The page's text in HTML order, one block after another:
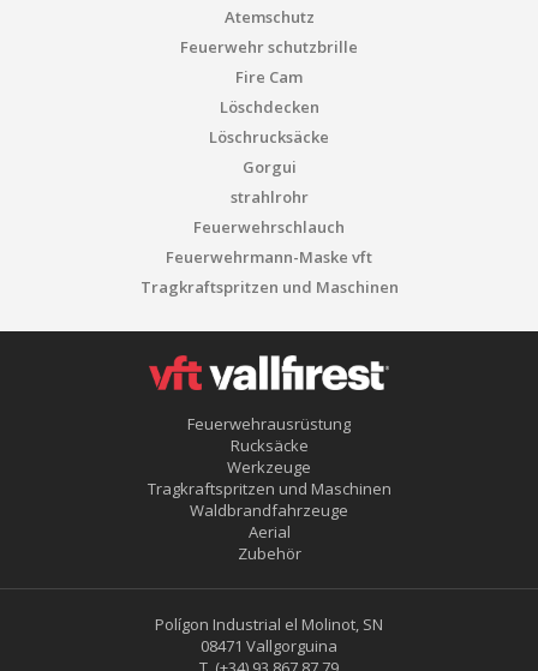
Atemschutz
Feuerwehr schutzbrille
Fire Cam
Löschdecken
Löschrucksäcke
Gorgui
strahlrohr
Feuerwehrschlauch
Feuerwehrmann-Maske vft
Tragkraftspritzen und Maschinen
Feuerwehrausrüstung
Rucksäcke
Werkzeuge
Tragkraftspritzen und Maschinen
Waldbrandfahrzeuge
Aerial
Zubehör
Polígon Industrial el Molinot, SN
08471 Vallgorguina